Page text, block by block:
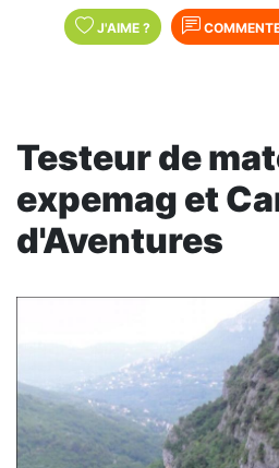
J'AIME ?
Testeur de
expemag et
d'Aventures